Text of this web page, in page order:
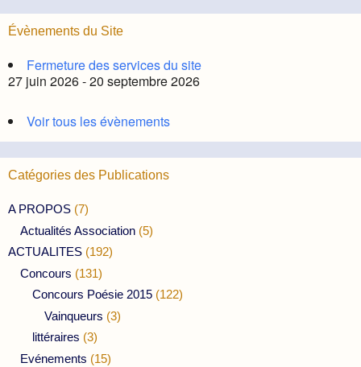
Évènements du Site
Fermeture des services du site
27 juin 2026 - 20 septembre 2026
Voir tous les évènements
Catégories des Publications
A PROPOS (7)
Actualités Association (5)
ACTUALITES (192)
Concours (131)
Concours Poésie 2015 (122)
Vainqueurs (3)
littéraires (3)
Evénements (15)